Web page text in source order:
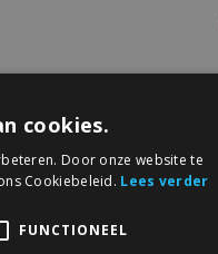
cookies.
Door onze website te
Cookiebeleid. Lees verder
FUNCTIONEEL